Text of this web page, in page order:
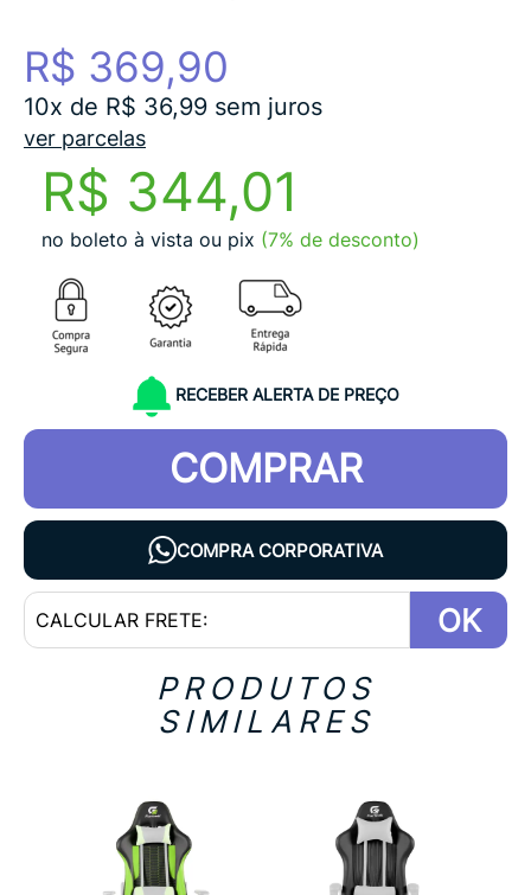
R$ 369,90
10x de R$ 36,99 sem juros
ver parcelas
R$ 344,01
no boleto à vista ou pix (7% de desconto)
RECEBER ALERTA DE PREÇO
COMPRAR
COMPRA CORPORATIVA
OK
PRODUTOS
SIMILARES